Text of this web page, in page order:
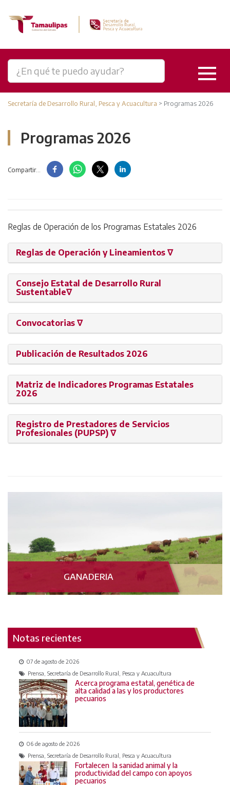
Secretaría de Desarrollo Rural, Pesca y Acuacultura > Programas 2026
Programas 2026
Compartir...
Reglas de Operación de los Programas Estatales 2026
Reglas de Operación y Lineamientos ∇
Consejo Estatal de Desarrollo Rural
Sustentable∇
Convocatorias ∇
Publicación de Resultados 2026
Matriz de Indicadores Programas Estatales
2026
Registro de Prestadores de Servicios
Profesionales (PUPSP) ∇
GANADERIA
Notas recientes
07 de agosto de 2026
Prensa, Secretaría de Desarrollo Rural, Pesca y Acuacultura
Acerca programa estatal, genética de
alta calidad a las y los productores
pecuarios
06 de agosto de 2026
Prensa, Secretaría de Desarrollo Rural, Pesca y Acuacultura
Fortalecen la sanidad animal y la
productividad del campo con apoyos
pecuarios